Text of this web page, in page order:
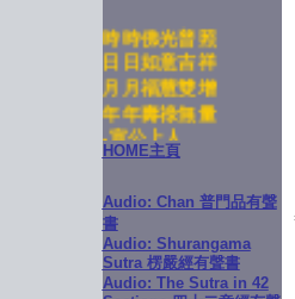
blessings and
wisdom both
increase;
Every year, long
life and good
fortune never
ending.
Hsuan Hua
日日如意吉祥
月月福慧雙增
年年壽祿無量
-宣公上人
HOME主頁
Audio: Chan 普門品有聲
書
Audio: Shurangama
Sutra 楞嚴經有聲書
Audio: The Sutra in 42